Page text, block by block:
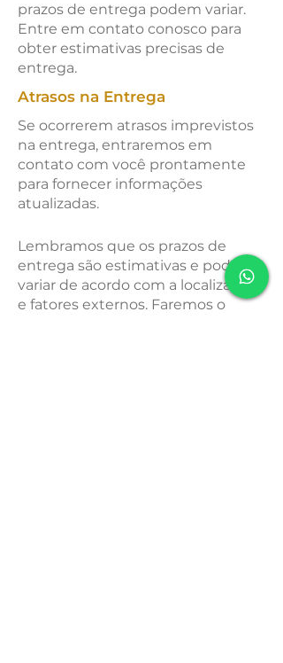
prazos de entrega podem variar.
Entre em contato conosco para
obter estimativas precisas de
entrega.
Atrasos na Entrega
Se ocorrerem atrasos imprevistos
na entrega, entraremos em
contato com você prontamente
para fornecer informações
atualizadas.
Lembramos que os prazos de
entrega são estimativas e podem
variar de acordo com a localização
e fatores externos. Faremos o